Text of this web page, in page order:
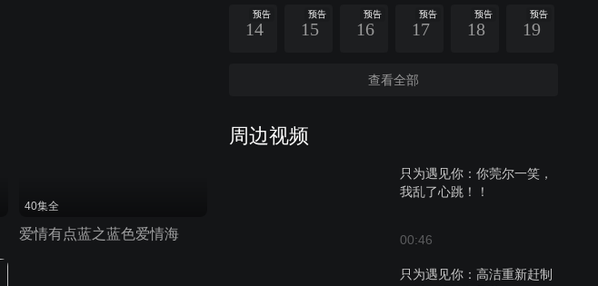
预告
14
预告
15
预告
16
预告
17
预告
18
预告
19
查看全部
周边视频
只为遇见你：你莞尔一笑，
我乱了心跳！！
00:46
只为遇见你：高洁重新赶制
40集全
爱情有点蓝之蓝色爱情海